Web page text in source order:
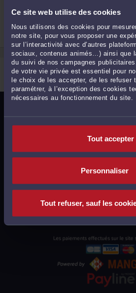
Ce site web utilise des cookies
Nous utilisons des cookies pour
notre site, pour vous proposer une
sur l’interactivité avec d’autres
sociaux, contenus animés…) ainsi que
du suivi de nos campagnes
de votre vie privée est essentiel pour
le choix de les accepter, de les refuser
paramétrer, à l’exception des cookies
nécessaires au fonctionnement du site.
Tout accepter
Personnaliser
Tout refuser, sauf les
1
Accepte les consultations
Droit de la famille, des
patrimoine
Procédure d'appel
Procédure civile
MENTIONS LÉGALES
POLITIQUE DE
POLITIQUE DES COOKIES
CGU AVOCATS
CGUV UTILISATEURS
PLAN DU SITE